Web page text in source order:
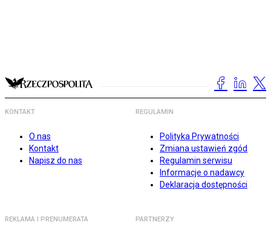
KONTAKT
O nas
Kontakt
Napisz do nas
REGULAMIN
Polityka Prywatności
Zmiana ustawień zgód
Regulamin serwisu
Informacje o nadawcy
Deklaracja dostępności
REKLAMA I PRENUMERATA PARTNERZY